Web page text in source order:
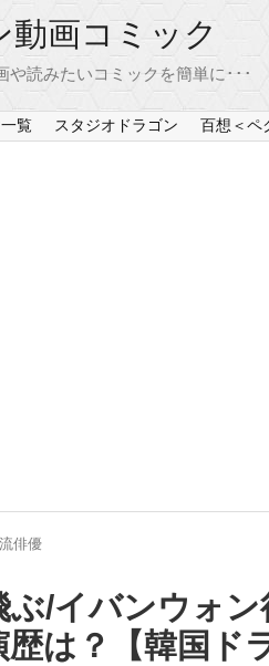
動画コミック
や読みたいコミックを簡単に･･･
覧 スタジオドラゴン 百想＜ペ
俳優
ぶ/イバンウォ
は？【韓国ド